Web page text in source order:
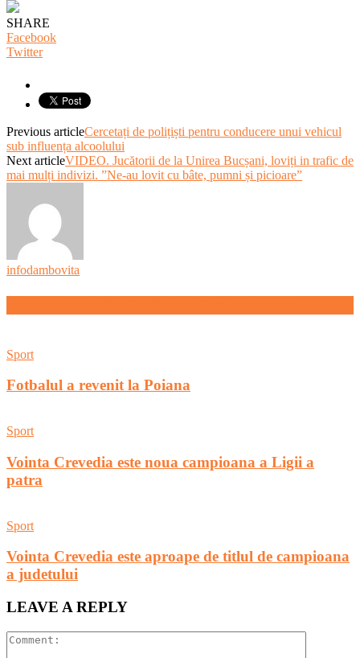
SHARE
Facebook
Twitter
Previous articleCercetați de polițiști pentru conducere unui vehicul
sub influența alcoolului
Next articleVIDEO. Jucătorii de la Unirea Bucșani, loviți in trafic de
mai mulți indivizi. ”Ne-au lovit cu bâte, pumni și picioare”
infodambovita
Sport
Fotbalul a revenit la Poiana
Sport
Vointa Crevedia este noua campioana a Ligii a
patra
Sport
Vointa Crevedia este aproape de titlul de campioana
a judetului
LEAVE A REPLY